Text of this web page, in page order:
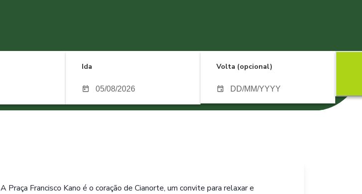
Ida Volta (opcional)
A Praça Francisco Kano é o coração de Cianorte, um convite para relaxar e